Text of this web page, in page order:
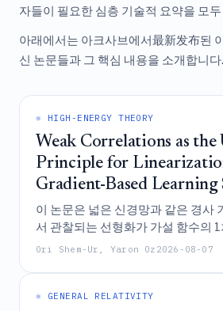
자들이 필요한 심층 기술적 요약을 모
아래에서는 아크사브에서最新发布된
신 논문들과 그 핵심 내용을 소개합니다.
⚛️ HIGH-ENERGY THEORY
Weak Correlations as
Principle for
Gradient-Based Learning
이 논문은 넓은 신경망과 같은 경사
서 관찰되는 선형화가 가설 함수의
도함수 사이의 약한 상관관계로부터
Ori Shem-Ur, Yaron Oz 2026-08-07
⚛️ GENERAL RELATIVITY